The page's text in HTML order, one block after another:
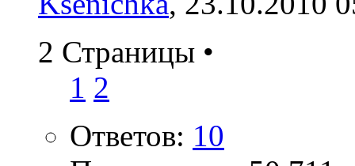
2 Страницы •
1 2
Ответов: 10